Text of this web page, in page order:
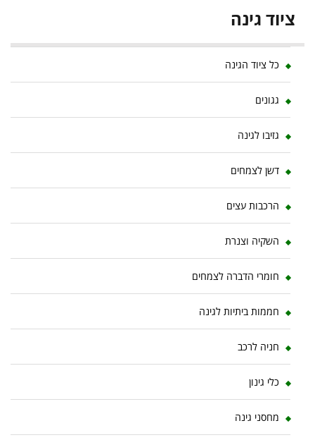
ציוד גינה
כל ציוד הגינה
גגונים
גזיבו לגינה
דשן לצמחים
הרכבות עצים
השקיה וצנרת
חומרי הדברה לצמחים
חממות ביתיות לגינה
חניה לרכב
כלי גינון
מחסני גינה